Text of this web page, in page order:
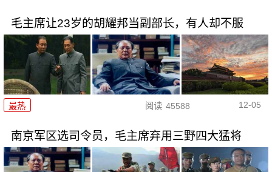
毛主席让23岁的胡耀邦当副部长，有人却不服
最热 阅读 45588 12-05
南京军区选司令员，毛主席弃用三野四大猛将